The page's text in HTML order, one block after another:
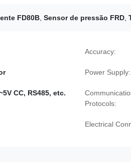
FD80B, Sensor de pressão FRD,
Accuracy:
Power Supply:
CC, RS485, etc.
Protocols:
Electrical